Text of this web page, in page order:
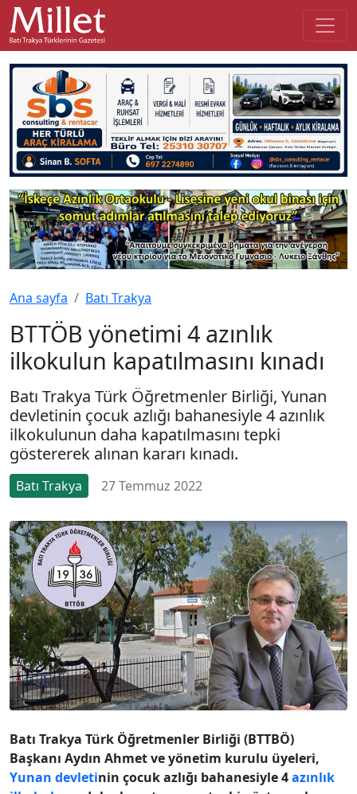
Ana sayfa Batı Trakya
BTTÖB yönetimi 4 azınlık
ilkokulun kapatılmasını kınadı
Batı Trakya Türk Öğretmenler Birliği, Yunan
devletinin çocuk azlığı bahanesiyle 4 azınlık
ilkokulunun daha kapatılmasını tepki
göstererek alınan kararı kınadı.
Batı Trakya 27 Temmuz 2022
Batı Trakya Türk Öğretmenler Birliği (BTTBÖ)
Başkanı Aydın Ahmet ve yönetim kurulu üyeleri,
Yunan devletinin çocuk azlığı bahanesiyle 4azınlık